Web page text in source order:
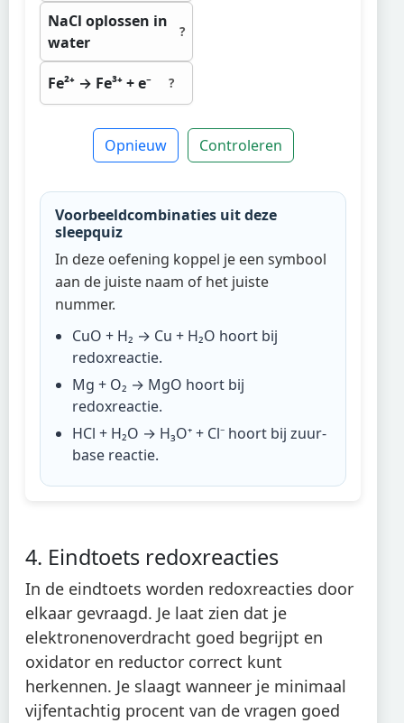
NaCl oplossen in
water
?
Fe²⁺ → Fe³⁺ + e⁻ ?
Opnieuw Controleren
Voorbeeldcombinaties uit deze
sleepquiz
In deze oefening koppel je een symbool
aan de juiste naam of het juiste
nummer.
CuO + H₂ → Cu + H₂O hoort bij
redoxreactie.
Mg + O₂ → MgO hoort bij
redoxreactie.
HCl + H₂O → H₃O⁺ + Cl⁻ hoort bijzuur-
base reactie.
4. Eindtoets redoxreacties
In de eindtoets worden redoxreacties door
elkaar gevraagd. Je laat zien dat je
elektronenoverdracht goed begrijpt en
oxidator en reductor correct kunt
herkennen. Je slaagt wanneer je minimaal
vijfentachtig procent van de vragen goed